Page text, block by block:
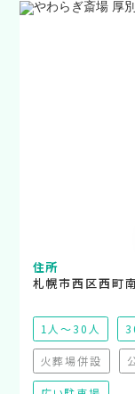
住所
札幌市西区西町
1人～30人
火葬場併設
（非対